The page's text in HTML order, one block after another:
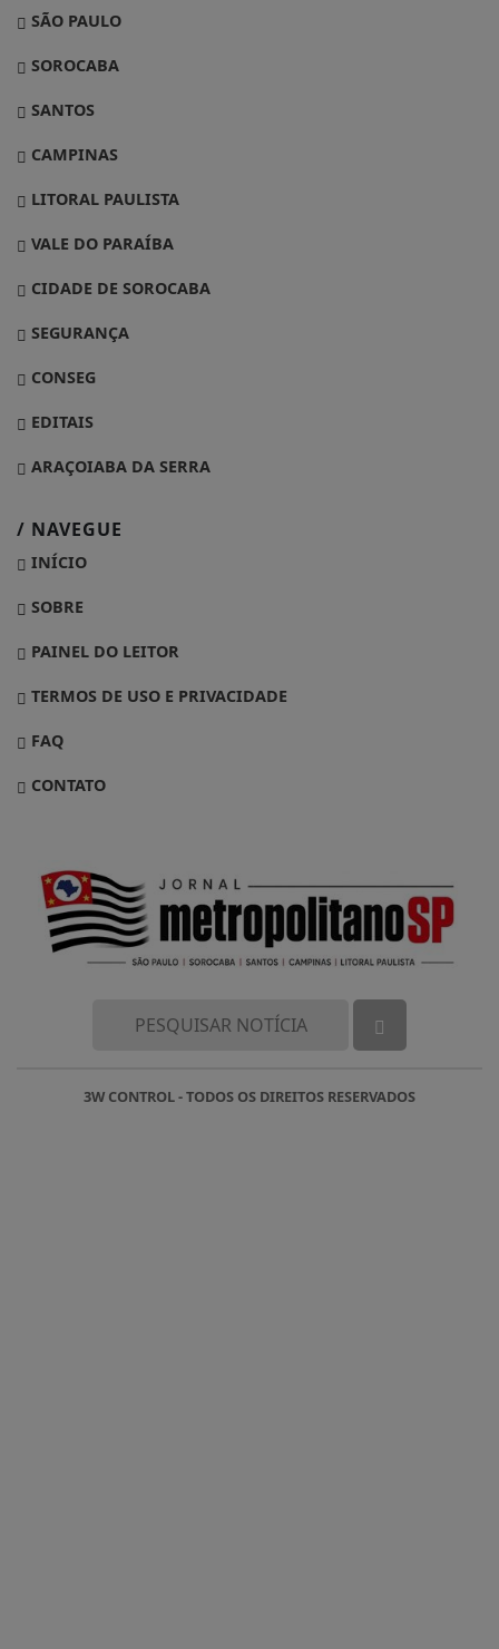
SÃO PAULO
SOROCABA
SANTOS
CAMPINAS
LITORAL PAULISTA
VALE DO PARAÍBA
CIDADE DE SOROCABA
SEGURANÇA
CONSEG
EDITAIS
ARAÇOIABA DA SERRA
/ NAVEGUE
INÍCIO
SOBRE
PAINEL DO LEITOR
TERMOS DE USO E PRIVACIDADE
FAQ
CONTATO
3W CONTROL - TODOS OS DIREITOS RESERVADOS